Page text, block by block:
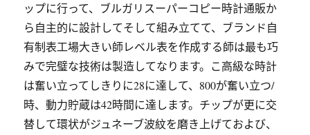
ップに行って、ブルガリスーパーコピー時計通販か
ら自主的に設計してそして組み立てて、ブランド自
有制表工場大きい師レベル表を作成する師は最も巧
みで完璧な技術は製造してなります。こ高級な時計
は奮い立ってしきりに28に達して、800が奮い立つ/
時、動力貯蔵は42時間に達します。チップが更に交
替して環状がジュネーブ波紋を磨き上げておよび、